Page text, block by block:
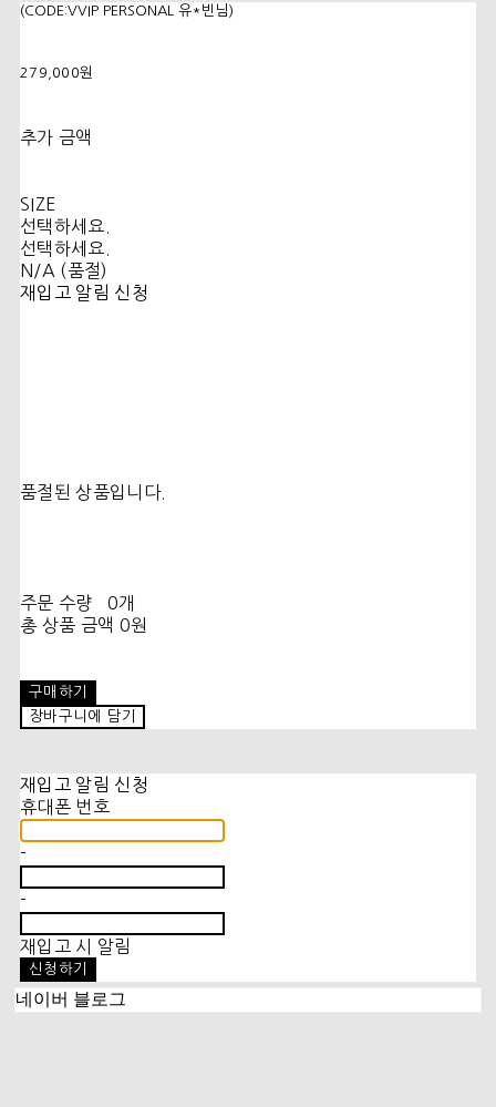
(CODE:VVIP PERSONAL 유*빈님)
279,000원
추가 금액
SIZE
선택하세요.
선택하세요.
N/A (품절)
재입고 알림 신청
품절된 상품입니다.
주문 수량
0개
총 상품 금액 0원
구매하기
장바구니에 담기
재입고 알림 신청
휴대폰 번호
-
-
재입고 시 알림
신청하기
네이버 블로그